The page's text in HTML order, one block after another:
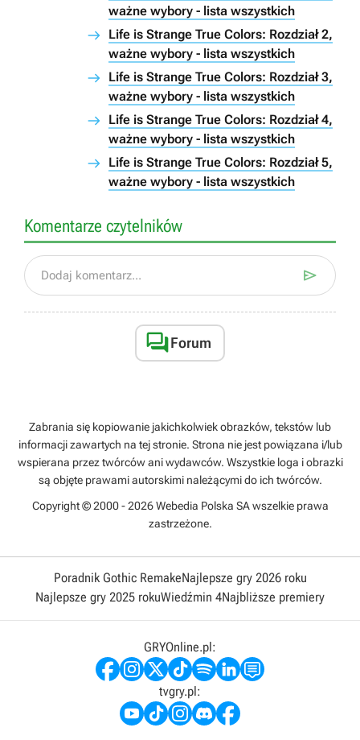
ważne wybory - lista wszystkich
Life is Strange True Colors: Rozdział 2,
ważne wybory - lista wszystkich
Life is Strange True Colors: Rozdział 3,
ważne wybory - lista wszystkich
Life is Strange True Colors: Rozdział 4,
ważne wybory - lista wszystkich
Life is Strange True Colors: Rozdział 5,
ważne wybory - lista wszystkich
Komentarze czytelników
Dodaj komentarz... 
Forum
Zabrania się kopiowanie jakichkolwiek obrazków, tekstów lub
informacji zawartych na tej stronie. Strona nie jest powiązana i/lub
wspierana przez twórców ani wydawców. Wszystkie loga i obrazki
są objęte prawami autorskimi należącymi do ich twórców.
Copyright © 2000 - 2026 Webedia Polska SA wszelkie prawa
zastrzeżone.
Poradnik Gothic RemakeNajlepsze gry 2026 roku
Najlepsze gry 2025 rokuWiedźmin 4Najbliższe premiery
GRYOnline.pl:
tvgry.pl: